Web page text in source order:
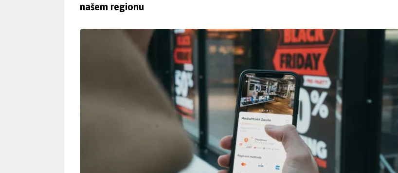
našem regionu